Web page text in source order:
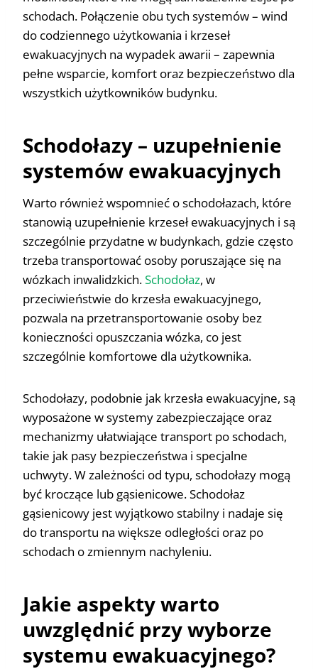
schodach. Połączenie obu tych systemów – wind
do codziennego użytkowania i krzeseł
ewakuacyjnych na wypadek awarii – zapewnia
pełne wsparcie, komfort oraz bezpieczeństwo dla
wszystkich użytkowników budynku.
Schodołazy – uzupełnienie
systemów ewakuacyjnych
Warto również wspomnieć o schodołazach, które
stanowią uzupełnienie krzeseł ewakuacyjnych i są
szczególnie przydatne w budynkach, gdzie często
trzeba transportować osoby poruszające się na
wózkach inwalidzkich.Schodołaz, w
przeciwieństwie do krzesła ewakuacyjnego,
pozwala na przetransportowanie osoby bez
konieczności opuszczania wózka, co jest
szczególnie komfortowe dla użytkownika.
Schodołazy, podobnie jak krzesła ewakuacyjne, są
wyposażone w systemy zabezpieczające oraz
mechanizmy ułatwiające transport po schodach,
takie jak pasy bezpieczeństwa i specjalne
uchwyty. W zależności od typu, schodołazy mogą
być kroczące lub gąsienicowe. Schodołaz
gąsienicowy jest wyjątkowo stabilny i nadaje się
do transportu na większe odległości oraz po
schodach o zmiennym nachyleniu.
Jakie aspekty warto
uwzględnić przy wyborze
systemu ewakuacyjnego?